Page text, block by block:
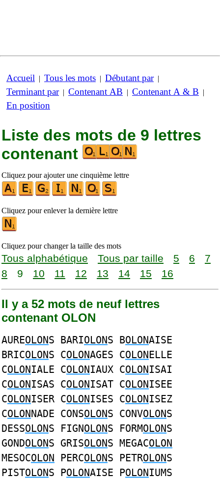
Accueil | Tous les mots | Débutant par|
Terminant par| Contenant AB | Contenant A & B |
En position
Liste des mots de 9 lettres
contenant
Cliquez pour ajouter une cinquième lettre
Cliquez pour enlever la dernière lettre
Cliquez pour changer la taille des mots
Tous alphabétique Tous par taille 5 6
7
8
9 10 11 12 13 14 15 16
Il y a 52 mots de neuf lettres
contenant OLON
AUREOLONS BARIOLONS BOLONAISE
BRICOLONS COLONAGES COLONELLE
COLONIALE COLONIAUX COLONISAI
COLONISAS COLONISAT COLONISEE
COLONISER COLONISES COLONISEZ
COLONNADE CONSOLONS CONVOLONS
DESSOLONS FIGNOLONS FORMOLONS
GONDOLONS GRISOLONS MEGACOLON
MESOCOLON PERCOLONS PETROLONS
PISTOLONS POLONAISE POLONIUMS